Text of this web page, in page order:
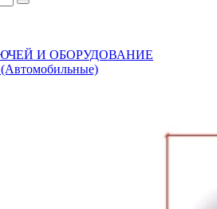
И ОБОРУДОВАНИЕ